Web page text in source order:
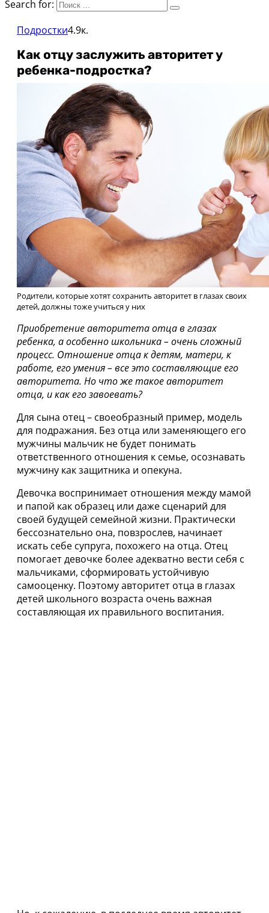
Search for:
Подростки4.9к.
Как отцу заслужить авторитет у
ребенка-подростка?
Родители, которые хотят сохранить авторитет в глазах своих
детей, должны тоже учиться у них
Приобретение авторитета отца в глазах
ребенка, а особенно школьника – очень сложный
процесс. Отношение отца к детям, матери, к
работе, его умения – все это составляющие его
авторитета. Но что же такое авторитет
отца, и как его завоевать?
Для сына отец – своеобразный пример, модель
для подражания. Без отца или заменяющего его
мужчины мальчик не будет понимать
ответственного отношения к семье, осознавать
мужчину как защитника и опекуна.
Девочка воспринимает отношения между мамой
и папой как образец или даже сценарий для
своей будущей семейной жизни. Практически
бессознательно она, повзрослев, начинает
искать себе супруга, похожего на отца. Отец
помогает девочке более адекватно вести себя с
мальчиками, сформировать устойчивую
самооценку. Поэтому авторитет отца в глазах
детей школьного возраста очень важная
составляющая их правильного воспитания.